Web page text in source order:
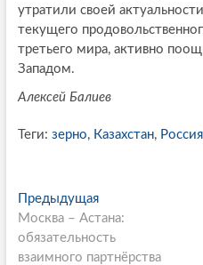
утратили своей
текущего
третьего мира, активно
Западом.
Алексей Балиев
Теги: зерно, Казахстан, Россия
P
o
ПредыдущаяП
р
е
д
Москва – Астана:
обязательность
взаимного партнёрства